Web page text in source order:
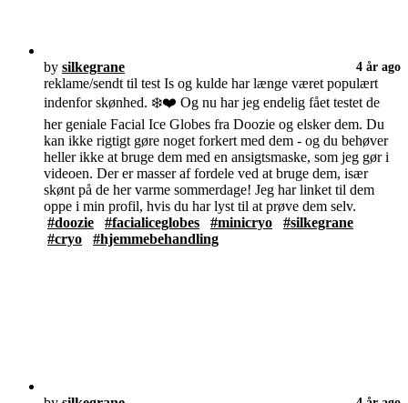
by silkegrane 4 år ago
reklame/sendt til test Is og kulde har længe været populært
indenfor skønhed. ❄️❤️ Og nu har jeg endelig fået testet de
her geniale Facial Ice Globes fra Doozie og elsker dem. Du
kan ikke rigtigt gøre noget forkert med dem - og du behøver
heller ikke at bruge dem med en ansigtsmaske, som jeg gør i
videoen. Der er masser af fordele ved at bruge dem, især
skønt på de her varme sommerdage! Jeg har linket til dem
oppe i min profil, hvis du har lyst til at prøve dem selv.
#doozie
#facialiceglobes #minicryo
#silkegrane
#cryo
#hjemmebehandling